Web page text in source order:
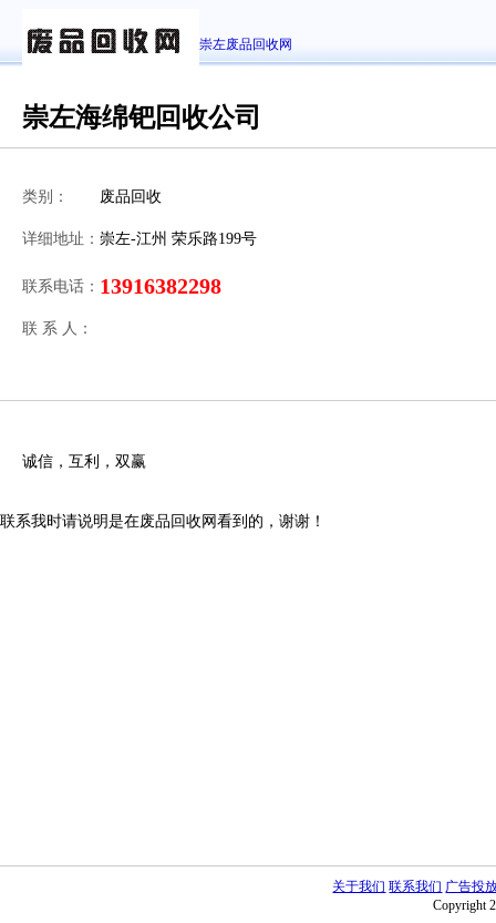
崇左废品回收网
崇左海绵钯回收公司
类别： 废品回收
详细地址： 崇左-江州 荣乐路199号
联系电话： 13916382298
联 系 人：
诚信，互利，双赢
联系我时请说明是在废品回收网看到的，谢谢！
关于我们 联系我们 广告投
Copyright